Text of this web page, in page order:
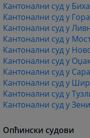
Кантонални суд у
Кантонални суд у
Кантонални суд у
Кантонални суд у
Кантонални суд у
Кантонални суд у
Кантонални суд у
Кантонални суд у
Кантонални суд у
Кантонални суд у
Опћински судови